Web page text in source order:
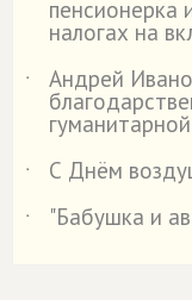
пенсионерка
налогах на
˙
Андрей
˙
С Днём
˙
"Бабушка и